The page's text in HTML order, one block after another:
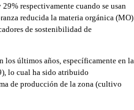
respectivamente cuando se usan
reducida la materia orgánica (MO)
de sostenibilidad de
los últimos años, específicamente en la
lo cual ha sido atribuido
de producción de la zona (cultivo